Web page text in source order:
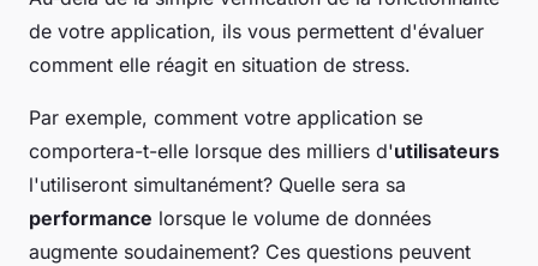
de votre application, ils vous permettent d'évaluer
comment elle réagit en situation de stress.
Par exemple, comment votre application se
comportera-t-elle lorsque des milliers d'utilisateurs
l'utiliseront simultanément? Quelle sera sa
performance lorsque le volume de données
augmente soudainement? Ces questions peuvent